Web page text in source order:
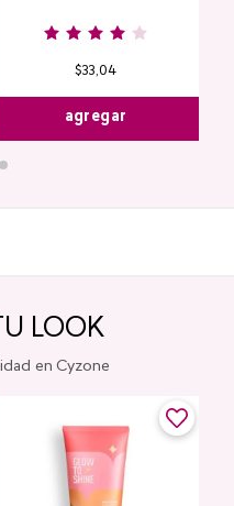
$33,04
agregar
LOOK
en Cyzone